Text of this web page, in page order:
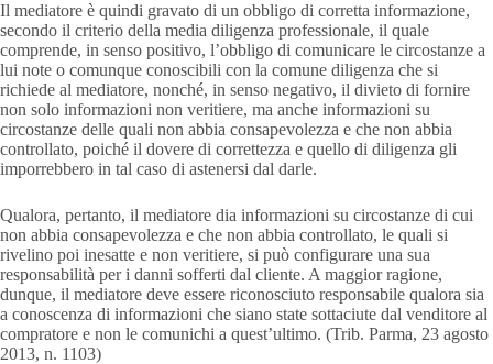
Il mediatore è quindi gravato di un obbligo di corretta informazione,
secondo il criterio della media diligenza professionale, il quale
comprende, in senso positivo, l’obbligo di comunicare le circostanze a
lui note o comunque conoscibili con la comune diligenza che si
richiede al mediatore, nonché, in senso negativo, il divieto di fornire
non solo informazioni non veritiere, ma anche informazioni su
circostanze delle quali non abbia consapevolezza e che non abbia
controllato, poiché il dovere di correttezza e quello di diligenza gli
imporrebbero in tal caso di astenersi dal darle.
Qualora, pertanto, il mediatore dia informazioni su circostanze di cui
non abbia consapevolezza e che non abbia controllato, le quali si
rivelino poi inesatte e non veritiere, si può configurare una sua
responsabilità per i danni sofferti dal cliente. A maggior ragione,
dunque, il mediatore deve essere riconosciuto responsabile qualora sia
a conoscenza di informazioni che siano state sottaciute dal venditore al
compratore e non le comunichi a quest’ultimo. (Trib. Parma, 23 agosto
2013, n. 1103)